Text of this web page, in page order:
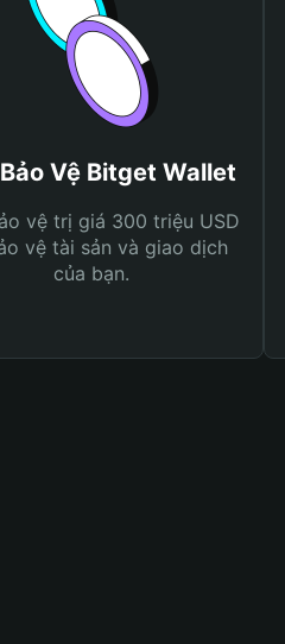
Vệ Bitget Wallet
vệ trị giá 300 triệu USD
vệ tài sản và giao dịch
của bạn.